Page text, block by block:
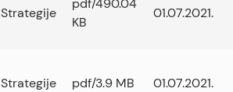
Strategije
pdf/490.04
KB
01.07.2021.
Strategije pdf/3.9 MB 01.07.2021.